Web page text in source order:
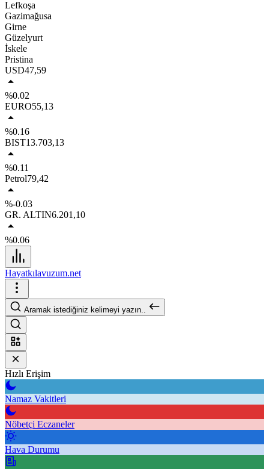
Lefkoşa
Gazimağusa
Girne
Güzelyurt
İskele
Pristina
USD47,59
%0.02
EURO55,13
%0.16
BIST13.703,13
%0.11
Petrol79,42
%-0.03
GR. ALTIN6.201,10
%0.06
Hayatkılavuzum.net
Aramak istediğiniz kelimeyi yazın..
Hızlı Erişim
Namaz Vakitleri
Nöbetçi Eczaneler
Hava Durumu